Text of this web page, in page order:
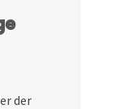
der